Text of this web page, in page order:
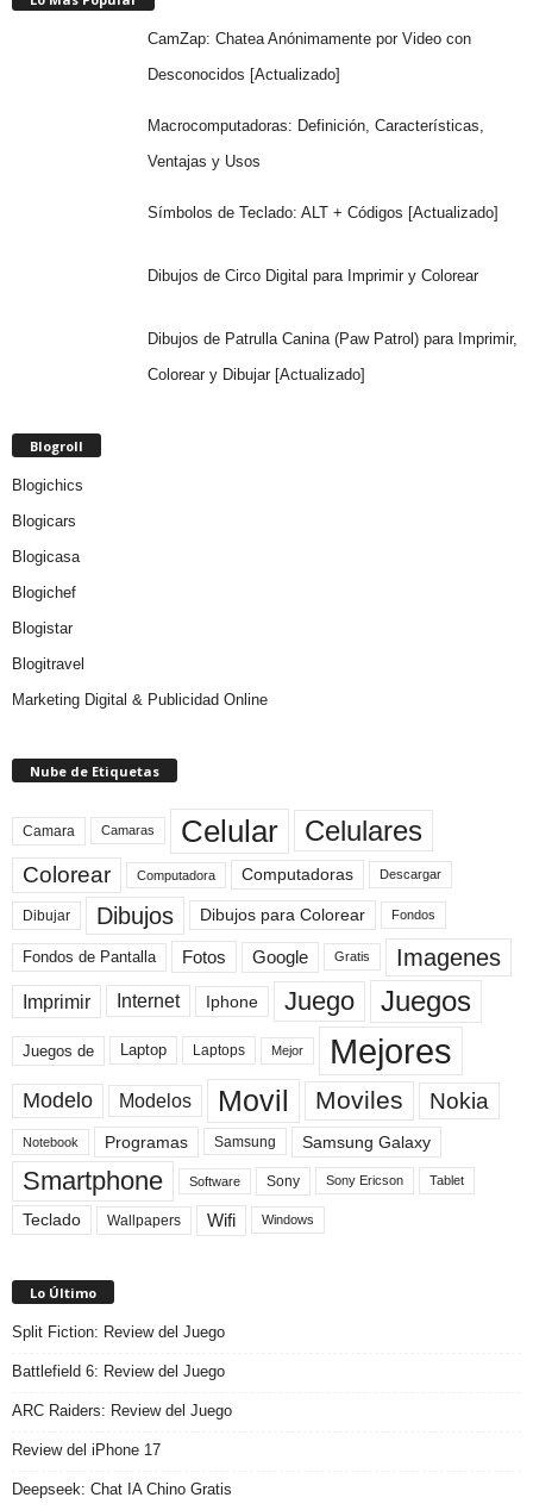
CamZap: Chatea Anónimamente por Video con
Desconocidos [Actualizado]
Macrocomputadoras: Definición, Características,
Ventajas y Usos
Símbolos de Teclado: ALT + Códigos [Actualizado]
Dibujos de Circo Digital para Imprimir y Colorear
Dibujos de Patrulla Canina (Paw Patrol) para Imprimir,
Colorear y Dibujar [Actualizado]
Blogroll
Blogichics
Blogicars
Blogicasa
Blogichef
Blogistar
Blogitravel
Marketing Digital & Publicidad Online
Nube de Etiquetas
Camara Camaras Celular Celulares
Colorear Computadora Computadoras Descargar
Dibujar Dibujos Dibujos para Colorear Fondos
Fondos de Pantalla Fotos Google Gratis Imagenes
Imprimir Internet Iphone Juego Juegos
Juegos de Laptop Laptops Mejor Mejores
Modelo Modelos Movil Moviles Nokia
Notebook Programas Samsung Samsung Galaxy
Smartphone Software Sony Sony Ericson Tablet
Teclado Wallpapers Wifi Windows
Lo Último
Split Fiction: Review del Juego
Battlefield 6: Review del Juego
ARC Raiders: Review del Juego
Review del iPhone 17
Deepseek: Chat IA Chino Gratis